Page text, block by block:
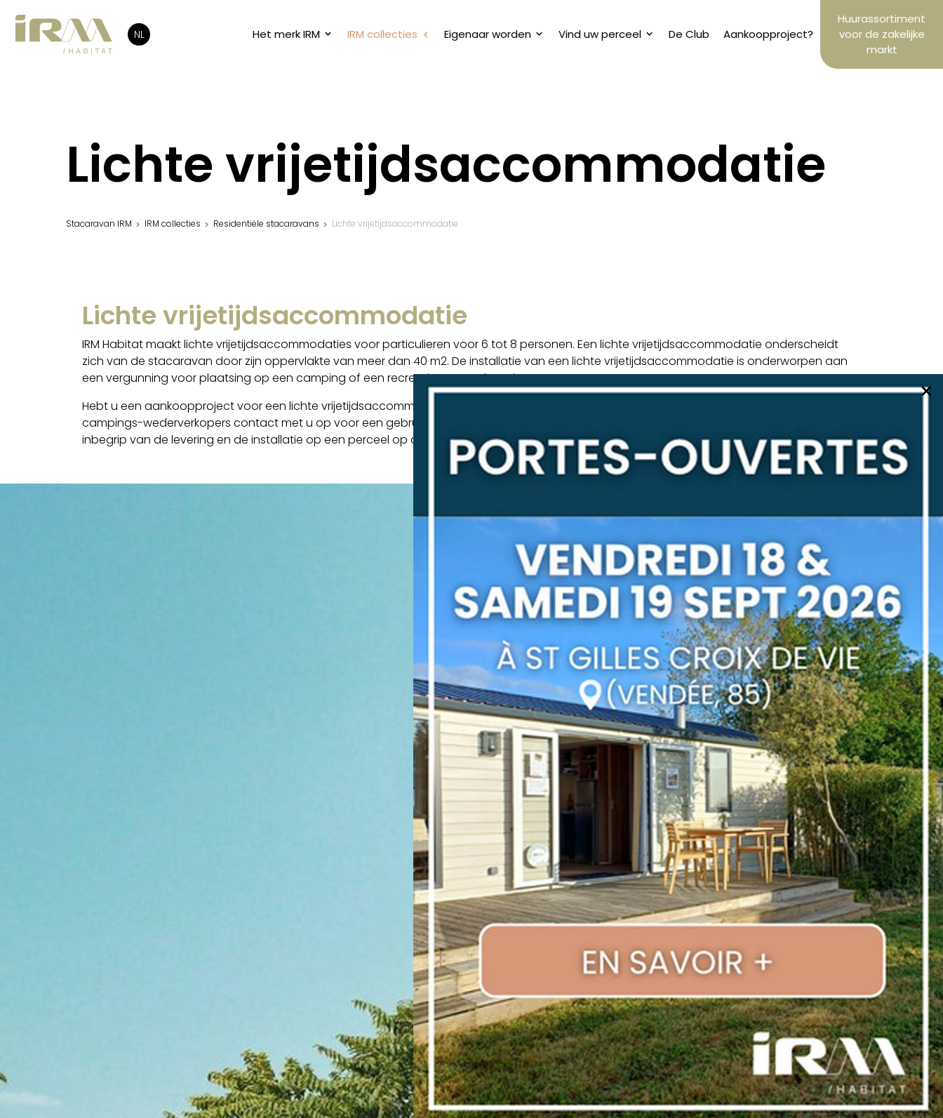
NL Het merk IRM IRM collecties Eigenaar worden Vind uw perceel De Club Aankoopproject?
Huurassortiment
voor de zakelijke
markt
Lichte vrijetijdsaccommodatie
Stacaravan IRM IRM collecties Residentiële stacaravans Lichte vrijetijdsaccommodatie
Lichte vrijetijdsaccommodatie
IRM Habitat maakt lichte vrijetijdsaccommodaties voor particulieren voor 6 tot 8 personen. Een lichte vrijetijdsaccommodatie onderscheidt
zich van de stacaravan door zijn oppervlakte van meer dan 40 m2. De installatie van een lichte vrijetijdsaccommodatie is onderworpen aan
een vergunning voor plaatsing op een camping of een recreatieve woonlocatie.
Hebt u een aankoopproject voor een lichte vrijetijdsaccommodatie? Als u het contactformulier invult, neemt een van onze dealers of
campings-wederverkopers contact met u op voor een gebruiksklaar aanbod voor een geheel ingerichte lichte vrijetijdsaccommodatie, met
inbegrip van de levering en de installatie op een perceel op de camping van uw keuze.
×